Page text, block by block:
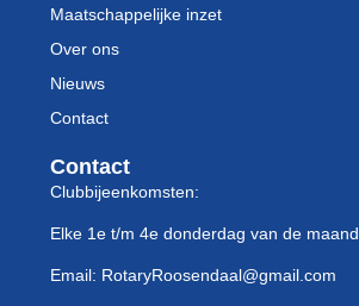
Maatschappelijke inzet
Over ons
Nieuws
Contact
Contact
Clubbijeenkomsten:
Elke 1e t/m 4e donderdag van de maand.
Email: RotaryRoosendaal@gmail.com